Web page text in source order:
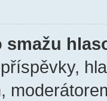
smažu